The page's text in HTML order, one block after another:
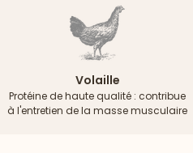
Volaille
Protéine de haute qualité : contribue
à l'entretien de la masse musculaire